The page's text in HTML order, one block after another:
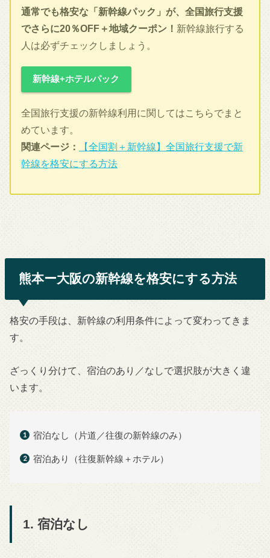
通常でも格安な「新幹線パック」が、全国旅行支援
でさらに20％OFF＋地域クーポン！ 新幹線旅行する
人は必ずチェックしましょう。
新幹線+ホテルパック
全国旅行支援の新幹線利用に関してはこちらでまと
めています。
関連ページ：
【全国割＋新幹線】全国旅行支援で新
幹線を格安にする方法
熊本ー大阪の新幹線を格安にする方法
格安の手段は、新幹線の利用条件によって変わってきま
す。
ざっくり分けて、宿泊のあり／なしで選択肢が大きく違
います。
宿泊なし（片道／往復の新幹線のみ）
宿泊あり（往復新幹線＋ホテル）
1. 宿泊なし